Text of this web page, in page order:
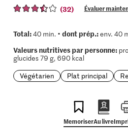
(32) Évaluer
Total:40 min. • dont prép.:env. 40
Valeurs nutritives par personne:
glucides 79 g, 690 kcal
Végétarien
Plat principal
MemoriserAu livre